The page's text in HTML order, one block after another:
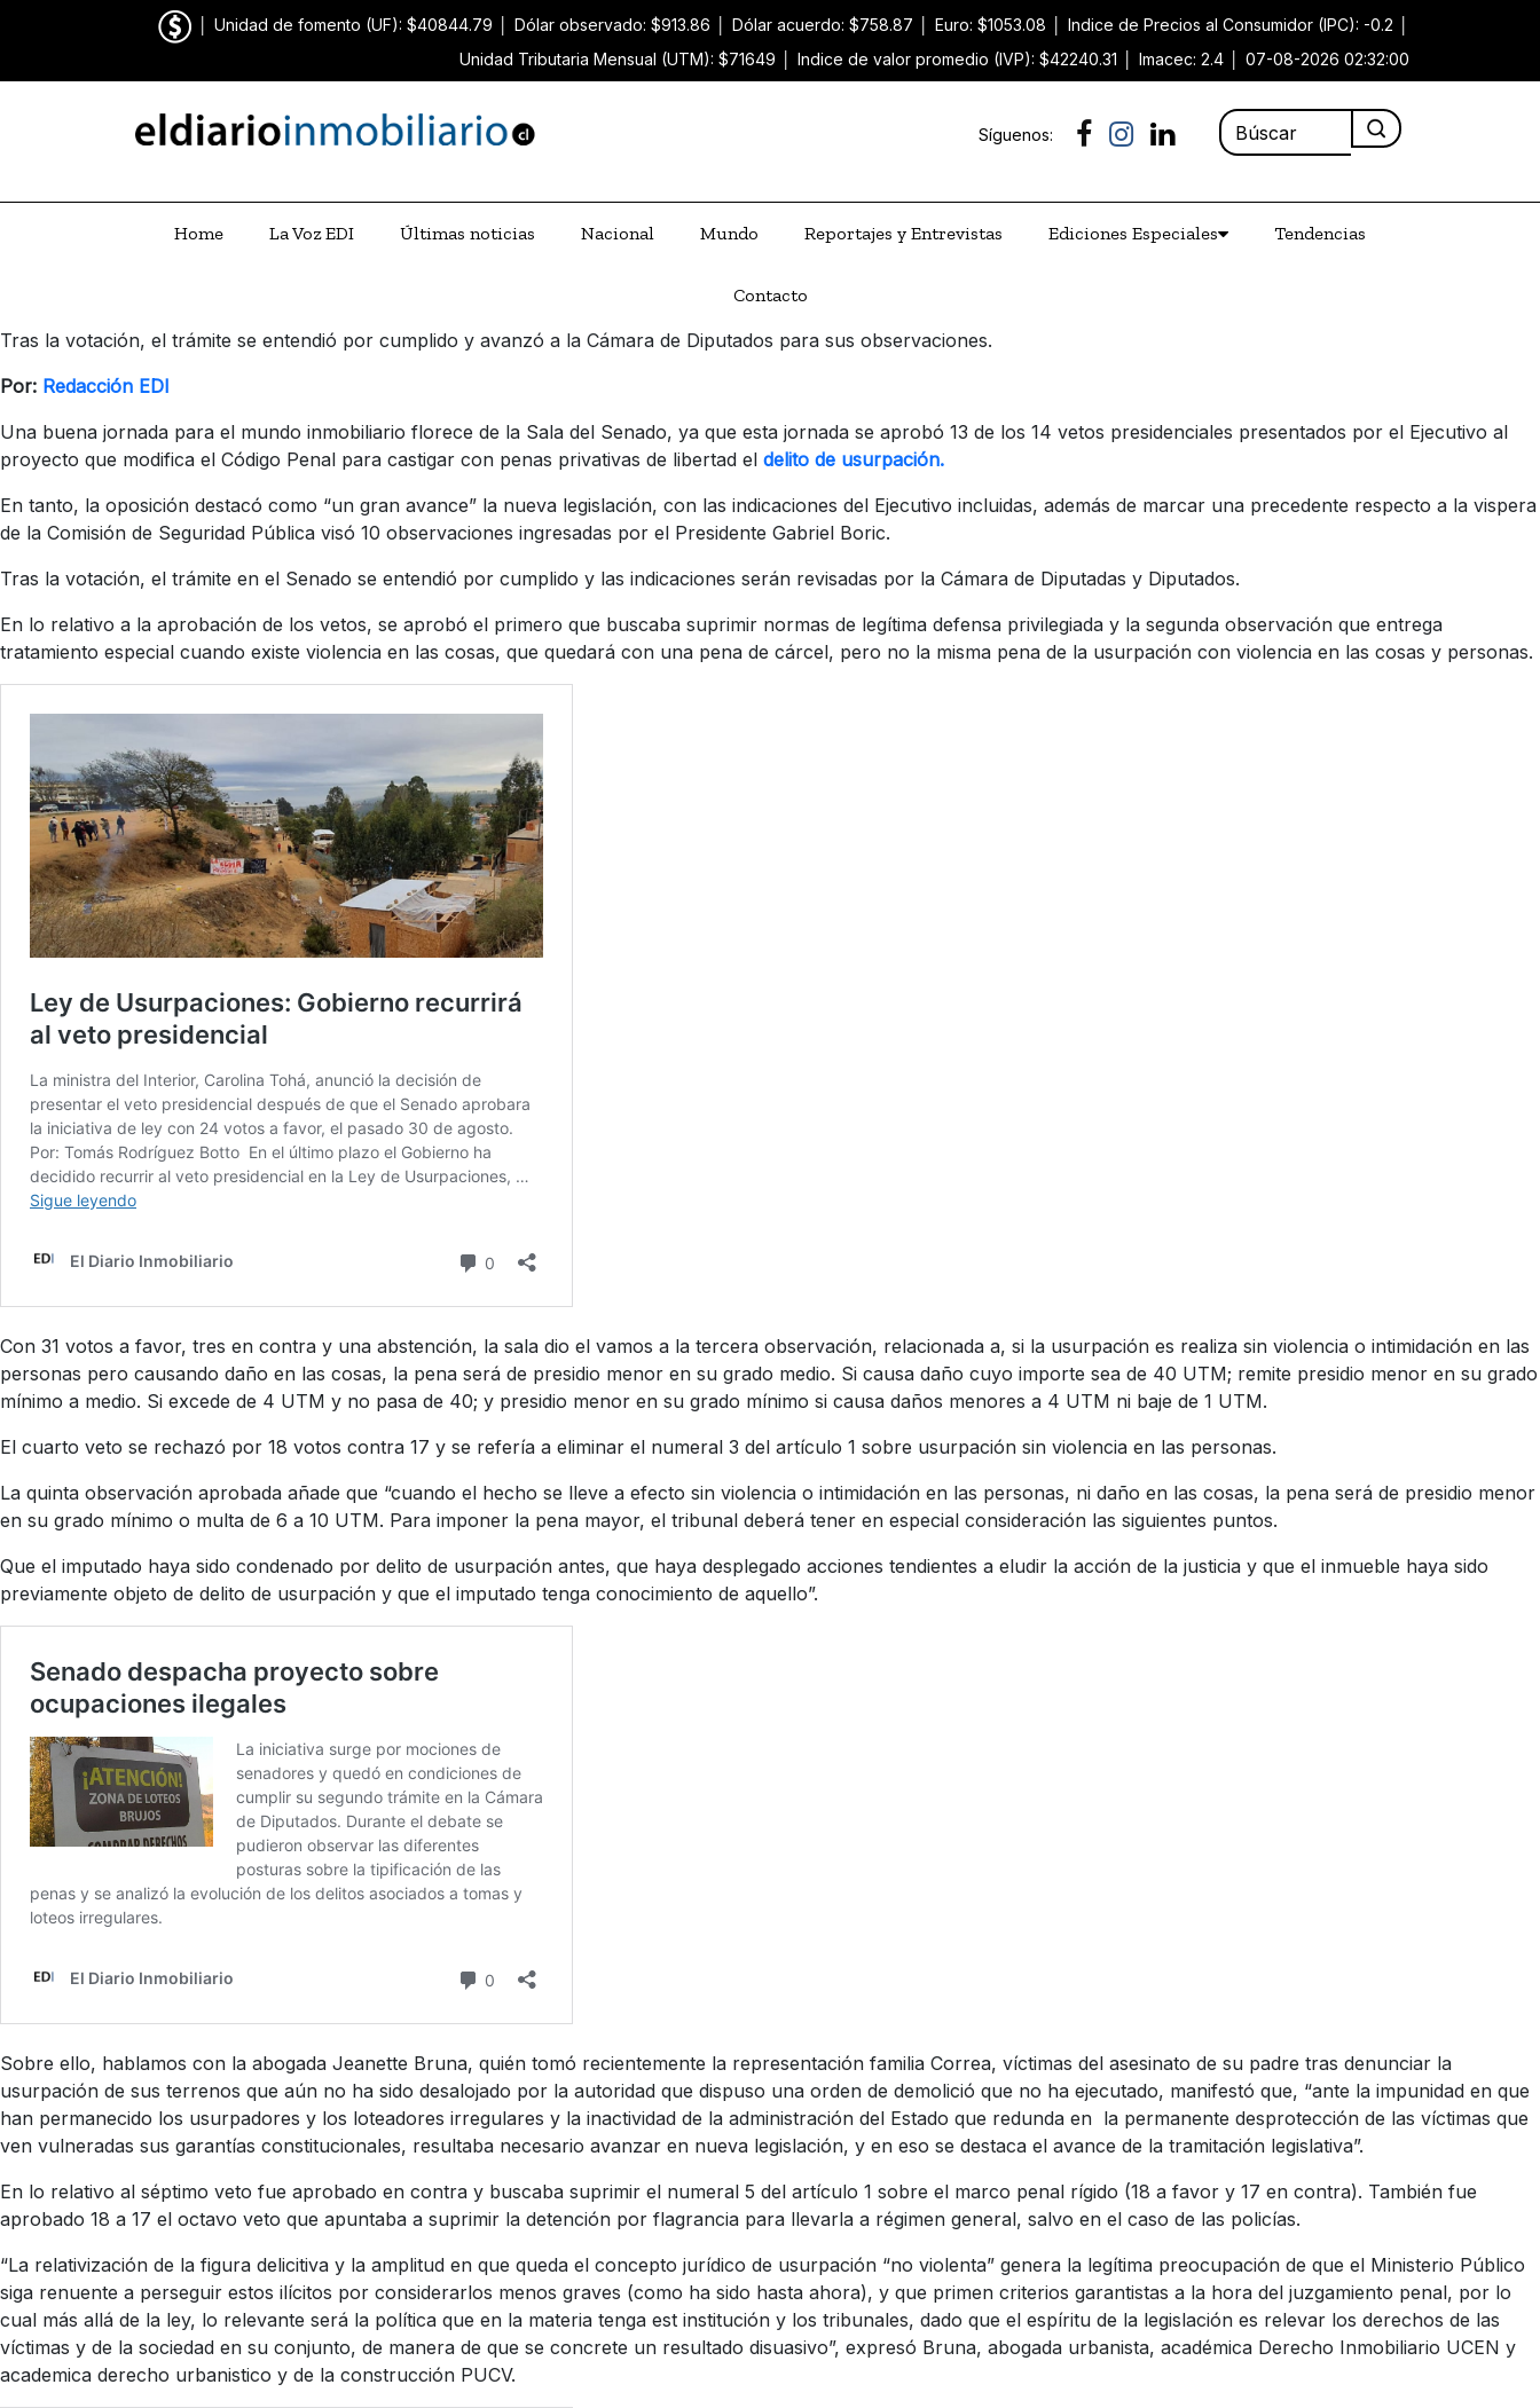
Unidad de fomento (UF): $40844.79 Dólar observado: $913.86 Dólar acuerdo: $758.87 Euro: $1053.08 Indice de Precios al Consumidor (IPC): -0.2
Unidad Tributaria Mensual (UTM): $71649
Indice de valor promedio (IVP): $42240.31 Imacec: 2.4 07-08-2026 02:32:00
Síguenos:
Home La Voz EDI Últimas noticias Nacional Mundo Reportajes y Entrevistas Ediciones Especiales Tendencias
Contacto
Tras la votación, el trámite se entendió por cumplido y avanzó a la Cámara de Diputados para sus observaciones.
Por: Redacción EDI
Una buena jornada para el mundo inmobiliario florece de la Sala del Senado, ya que esta jornada se aprobó 13 de los 14 vetos presidenciales presentados por el Ejecutivo al
proyecto que modifica el Código Penal para castigar con penas privativas de libertad el delito de usurpación.
En tanto, la oposición destacó como “un gran avance” la nueva legislación, con las indicaciones del Ejecutivo incluidas, además de marcar una precedente respecto a la vispera
de la Comisión de Seguridad Pública visó 10 observaciones ingresadas por el Presidente Gabriel Boric.
Tras la votación, el trámite en el Senado se entendió por cumplido y las indicaciones serán revisadas por la Cámara de Diputadas y Diputados.
En lo relativo a la aprobación de los vetos, se aprobó el primero que buscaba suprimir normas de legítima defensa privilegiada y la segunda observación que entrega
tratamiento especial cuando existe violencia en las cosas, que quedará con una pena de cárcel, pero no la misma pena de la usurpación con violencia en las cosas y personas.
Con 31 votos a favor, tres en contra y una abstención, la sala dio el vamos a la tercera observación, relacionada a, si la usurpación es realiza sin violencia o intimidación en las
personas pero causando daño en las cosas, la pena será de presidio menor en su grado medio. Si causa daño cuyo importe sea de 40 UTM; remite presidio menor en su grado
mínimo a medio. Si excede de 4 UTM y no pasa de 40; y presidio menor en su grado mínimo si causa daños menores a 4 UTM ni baje de 1 UTM.
El cuarto veto se rechazó por 18 votos contra 17 y se refería a eliminar el numeral 3 del artículo 1 sobre usurpación sin violencia en las personas.
La quinta observación aprobada añade que “cuando el hecho se lleve a efecto sin violencia o intimidación en las personas, ni daño en las cosas, la pena será de presidio menor
en su grado mínimo o multa de 6 a 10 UTM. Para imponer la pena mayor, el tribunal deberá tener en especial consideración las siguientes puntos.
Que el imputado haya sido condenado por delito de usurpación antes, que haya desplegado acciones tendientes a eludir la acción de la justicia y que el inmueble haya sido
previamente objeto de delito de usurpación y que el imputado tenga conocimiento de aquello”.
Sobre ello, hablamos con la abogada Jeanette Bruna, quién tomó recientemente la representación familia Correa, víctimas del asesinato de su padre tras denunciar la
usurpación de sus terrenos que aún no ha sido desalojado por la autoridad que dispuso una orden de demolició que no ha ejecutado, manifestó que, “ante la impunidad en que
han permanecido los usurpadores y los loteadores irregulares y la inactividad de la administración del Estado que redunda en la permanente desprotección de las víctimas que
ven vulneradas sus garantías constitucionales, resultaba necesario avanzar en nueva legislación, y en eso se destaca el avance de la tramitación legislativa”.
En lo relativo al séptimo veto fue aprobado en contra y buscaba suprimir el numeral 5 del artículo 1 sobre el marco penal rígido (18 a favor y 17 en contra). También fue
aprobado 18 a 17 el octavo veto que apuntaba a suprimir la detención por flagrancia para llevarla a régimen general, salvo en el caso de las policías.
“La relativización de la figura delicitiva y la amplitud en que queda el concepto jurídico de usurpación “no violenta” genera la legítima preocupación de que el Ministerio Público
siga renuente a perseguir estos ilícitos por considerarlos menos graves (como ha sido hasta ahora), y que primen criterios garantistas a la hora del juzgamiento penal, por lo
cual más allá de la ley, lo relevante será la política que en la materia tenga est institución y los tribunales, dado que el espíritu de la legislación es relevar los derechos de las
víctimas y de la sociedad en su conjunto, de manera de que se concrete un resultado disuasivo”, expresó Bruna, abogada urbanista, académica Derecho Inmobiliario UCEN y
academica derecho urbanistico y de la construcción PUCV.